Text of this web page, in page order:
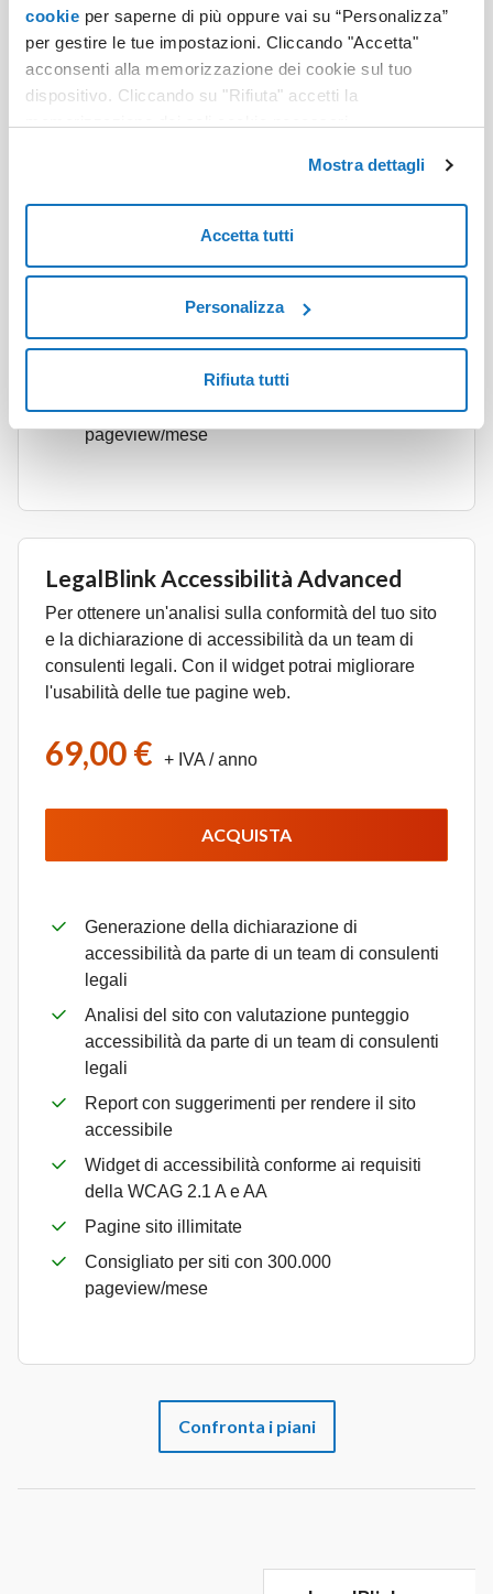
cookie per saperne di più oppure vai su “Personalizza”
per gestire le tue impostazioni. Cliccando "Accetta"
acconsenti alla memorizzazione dei cookie sul tuo
dispositivo. Cliccando su "Rifiuta" accetti la
Mostra dettagli
Accetta tutti
Personalizza
Rifiuta tutti
29,00 € + IVA/ anno
Valutazione accessibilità del sito
Widget di accessibilità conforme ai requisiti
della WCAG 2.1 A e AA
Pagine sito illimitate
Consigliato per siti con 150.000
pageview/mese
LegalBlink Accessibilità Advanced
Per ottenere un'analisi sulla conformità del tuo sito
e la dichiarazione di accessibilità da un team di
consulenti legali. Con il widget potrai migliorare
l'usabilità delle tue pagine web.
69,00 € + IVA / anno
ACQUISTA
Generazione della dichiarazione di
accessibilità da parte di un team di consulenti
legali
Analisi del sito con valutazione punteggio
accessibilità da parte di un team di consulenti
legali
Report con suggerimenti per rendere il sito
accessibile
Widget di accessibilità conforme ai requisiti
della WCAG 2.1 A e AA
Pagine sito illimitate
Consigliato per siti con 300.000
pageview/mese
Confronta i piani